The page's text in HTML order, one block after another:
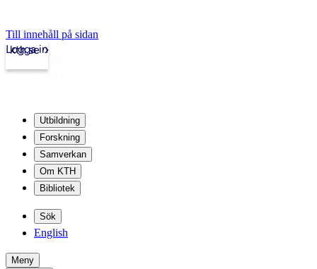
Till innehåll på sidan
kth.se
Logga in
Utbildning
Forskning
Samverkan
Om KTH
Bibliotek
Sök
English
Meny